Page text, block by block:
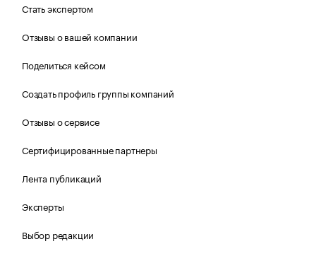
Стать экспертом
Отзывы о вашей компании
Поделиться кейсом
Создать профиль группы компаний
Отзывы о сервисе
Сертифицированные партнеры
Лента публикаций
Эксперты
Выбор редакции